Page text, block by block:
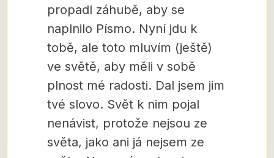
propadl záhubě, aby se
naplnilo Písmo. Nyní jdu k
tobě, ale toto mluvím (ještě)
ve světě, aby měli v sobě
plnost mé radosti. Dal jsem jim
tvé slovo. Svět k nim pojal
nenávist, protože nejsou ze
světa, jako ani já nejsem ze